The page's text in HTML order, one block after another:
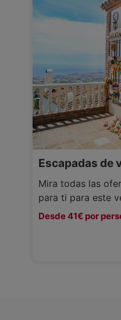
Escapadas de
Mira todas las
para ti para este
Desde 41€ por